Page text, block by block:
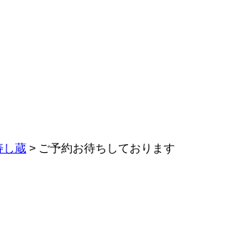
し蔵 > ご予約お待ちしております